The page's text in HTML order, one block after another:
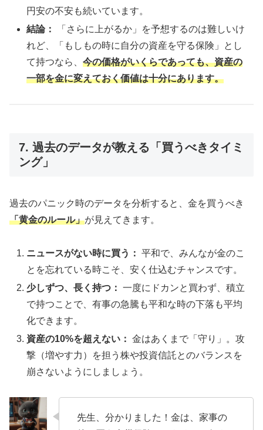
円安の不安も続いています。
結論：
「さらに上がるか」を予想するのは難しいけ
れど、「もしもの時に自分の資産を守る保険」とし
て持つなら、今の価格がいくらであっても、資産の
一部を金に変えておく価値は十分にあります。
7. 過去のデータが教える「買うべきタイミ
ング」
過去のパニック時のデータを分析すると、金を買うべき
「黄金のルール」が見えてきます。
ニュースがない時に買う： 平和で、みんなが金のこ
とを忘れている時こそ、安く仕込むチャンスです。
少しずつ、長く持つ： 一度にドカンと買わず、積立
で持つことで、有事の急騰も平和な時の下落も平均
化できます。
資産の10%を超えない： 金はあくまで「守り」。攻
撃（増やす力）を担う株や投資信託とのバランスを
崩さないようにしましょう。
先生、分かりました！金は、家事の